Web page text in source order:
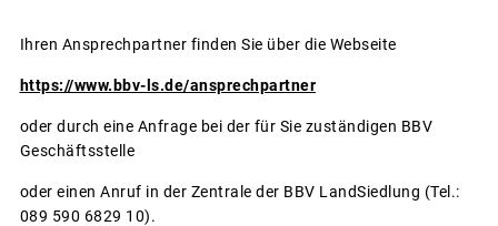
Ihren Ansprechpartner finden Sie über die Webseite
https://www.bbv-ls.de/ansprechpartner
oder durch eine Anfrage bei der für Sie zuständigen BBV
Geschäftsstelle
oder einen Anruf in der Zentrale der BBV LandSiedlung (Tel.:
089 590 6829 10).